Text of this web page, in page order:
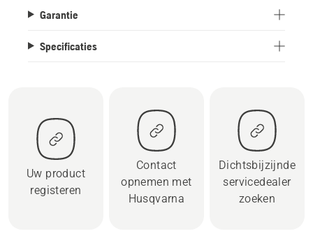
Garantie
Specificaties
Uw product
registeren
Contact
opnemen met
Husqvarna
Dichtsbijzijnde
servicedealer
zoeken